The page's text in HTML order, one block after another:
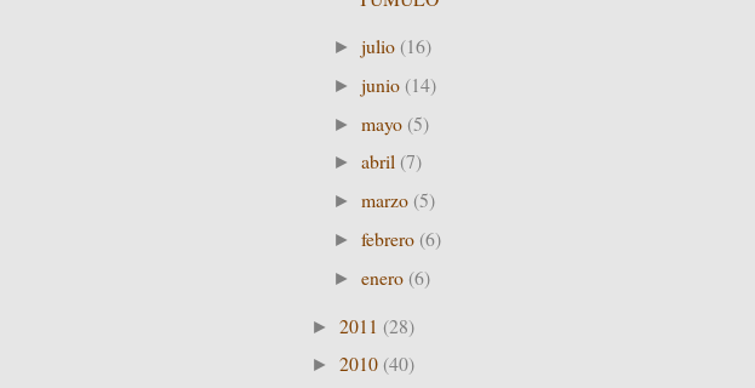
►julio (16)
►junio (14)
►mayo (5)
►abril (7)
►marzo (5)
►febrero (6)
►enero (6)
► 2011 (28)
► 2010 (40)